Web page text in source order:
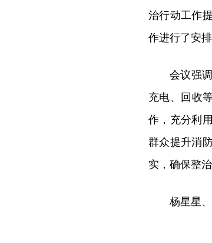
治行动工作
作进行了安排
会议强
充电、回收
作，充分利
群众提升消
实，确保整
杨星星